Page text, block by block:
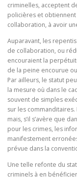
criminelles, acceptent
policières et
collaboration, à avoir
Auparavant, les
de collaboration, ou
encouraient la
de la peine encourue
Par ailleurs, le statut
la mesure où dans le
souvent de simples
sur les
mais, s’il s’avère que
pour les crimes, les
manifestement
prévue dans la
Une telle refonte du
criminels à en